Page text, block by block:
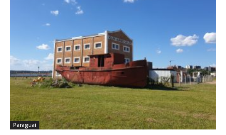
Paraguai